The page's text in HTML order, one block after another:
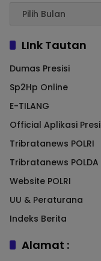
LInk Tautan
Dumas Presisi
Sp2Hp Online
E-TILANG
Official Aplikasi
Tribratanews POLRI
Tribratanews POLDA
Website POLRI
UU & Peraturana
Indeks Berita
Alamat :